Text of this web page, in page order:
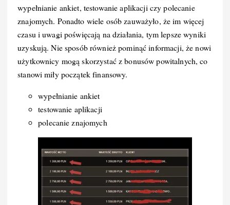
wypełnianie ankiet, testowanie aplikacji czy polecanie
znajomych. Ponadto wiele osób zauważyło, że im więcej
czasu i uwagi poświęcają na działania, tym lepsze wyniki
uzyskują. Nie sposób również pominąć informacji, że nowi
użytkownicy mogą skorzystać z bonusów powitalnych, co
stanowi miły początek finansowy.
wypełnianie ankiet
testowanie aplikacji
polecanie znajomych